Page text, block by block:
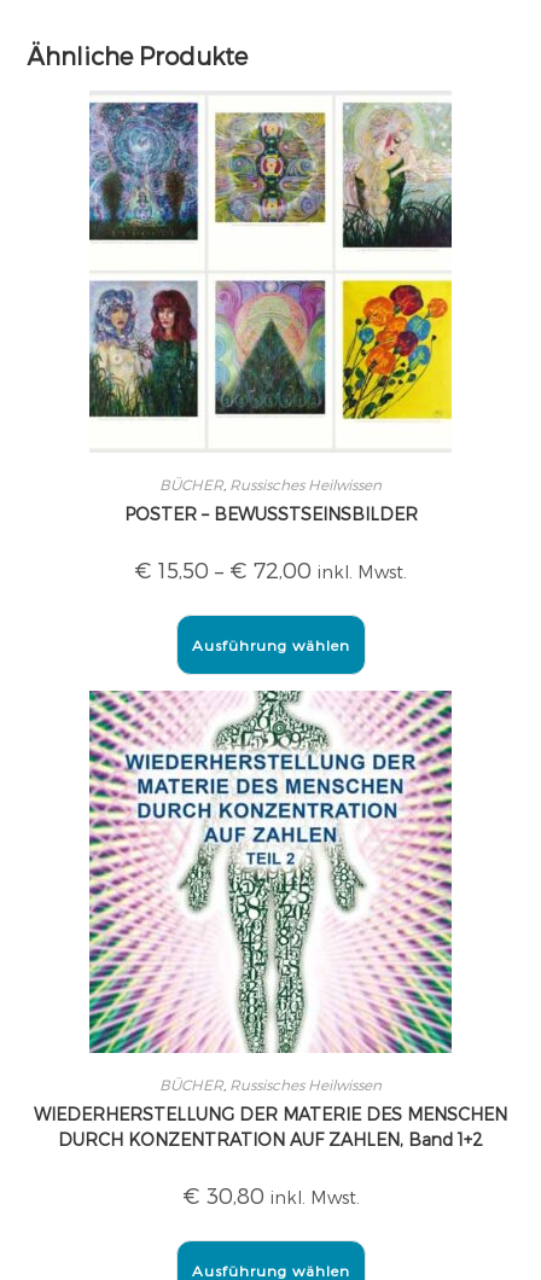
Ähnliche Produkte
BÜCHER, Russisches Heilwissen
POSTER – BEWUSSTSEINSBILDER
€ 15,50 – € 72,00 inkl. Mwst.
Ausführung wählen
BÜCHER, Russisches Heilwissen
WIEDERHERSTELLUNG DER MATERIE DES MENSCHEN
DURCH KONZENTRATION AUF ZAHLEN, Band 1+2
€ 30,80 inkl. Mwst.
Ausführung wählen